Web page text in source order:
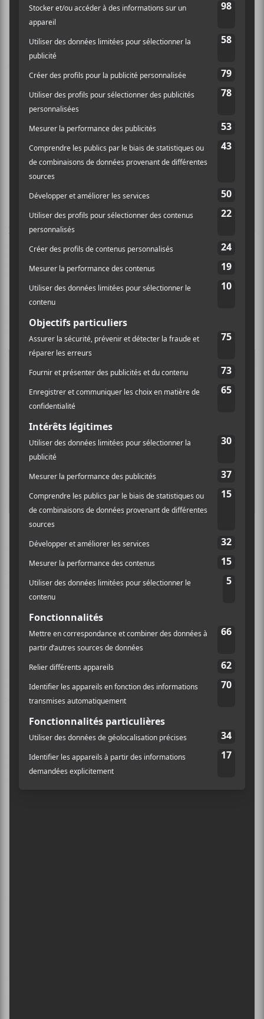
Septième journée des Francos très
colorée! Au programme, un show
vraiment punk à l’ancienne de
Ludwig Von 88
, un peu de soleil au
milieu des nuages apportés par
Négresses Verteset des « R’ roulés à
l’infini par
Bleu Jeans Bleu
Carotté / Ludwig von 88
Un programme double très punk pour amorcer la
soirée. On commence avec les joyeux lurons de
Carotté! Le groupe joue à fond la carte des « P’tits gars
de la campagne » qui font de la musique! Une belle
heure de rigodon-punk avec violon, tapement de
pieds sur la planche et salopette de fermier de rigueur!
L’ambiance est joyeuse et festive et le Club Soda est
déjà plein à craquer! S’ensuit l’arrivée du groupe de
punk emblématique des années 80
Affublés de costumes de scène loufoques, les trois
musiciens se déchaînent sur les bandes de leur fidèle
boite à rythmes. La salle est remplie de quarantenaires
bedonnants à la calvitie naissante prêts à en découdre!
sortie et ils ne sont pas là pour rester les bras croisés.
On voit des punks à crêtes se coller la tête aux
enceintes et faire des saltos arrière pour se faire porter
par la foule, des gens en chemises à fleurs, déguisés ou
torses nus tandis que les confettis pleuvent et les
ballons passent de main en main sous les paroles
acerbes et cyniques du chanteur! Ce soir, le peuple fête
et ce n’est pas pour déplaire au petit-fils d’ouvrier que
je suis! Au final, une heure de bagarre intense dans des
effluves de bières et de transpiration, le tout dans la